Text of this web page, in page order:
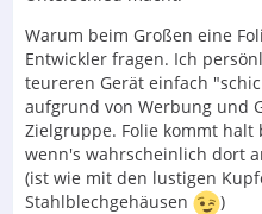
Warum beim Großen eine
Entwickler fragen. Ich
teureren Gerät einfach
aufgrund von Werbung und
Zielgruppe. Folie kommt halt
wenn's wahrscheinlich dort
(ist wie mit den lustigen
Stahlblechgehäusen
)